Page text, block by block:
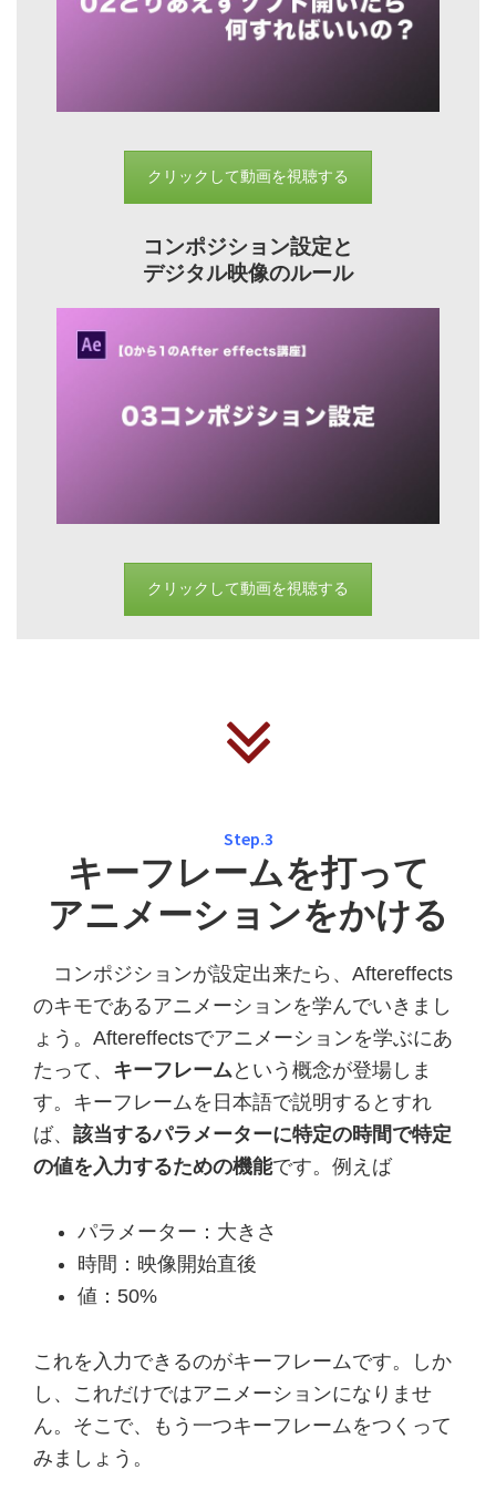
クリックして動画を視聴する
コンポジション設定と
デジタル映像のルール
クリックして動画を視聴する
Step.3
キーフレームを打って
アニメーションをかける
コンポジションが設定出来たら、Aftereffects
のキモであるアニメーションを学んでいきまし
ょう。Aftereffectsでアニメーションを学ぶにあ
たって、 キーフレームという概念が登場しま
す。キーフレームを日本語で説明するとすれ
ば、 該当するパラメーターに特定の時間で特定
の値を入力するための機能です。例えば
パラメーター：大きさ
時間：映像開始直後
値：50%
これを入力できるのがキーフレームです。しか
し、これだけではアニメーションになりませ
ん。そこで、もう一つキーフレームをつくって
みましょう。